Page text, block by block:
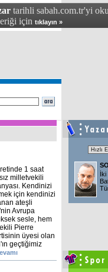
tarihli sabah.com.tr'yi
için tıklayın »
1 saat
milletvekili
Kendinizi
için kendinizi
ateşli
Avrupa
sesle, hem
Pierre
üyesi olan
geçtiğimiz
İki